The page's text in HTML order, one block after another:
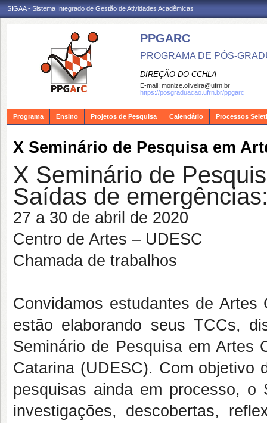
SIGAA - Sistema Integrado de Gestão de Atividades Acadêmicas
PPGARC
PROGRAMA DE PÓS-
DIREÇÃO DO CCHLA
E-mail: monize.oliveira@ufrn.br
https://posgraduacao.ufrn.br/ppgarc
Programa Ensino Projetos de Pesquisa Calendário Processos
X Seminário de Pesquisa em
X Seminário de
Saídas de
27 a 30 de abril de 2020
Centro de Artes – UDESC
Chamada de trabalhos
Convidamos estudantes de
estão elaborando seus TCCs,
Seminário de Pesquisa em Artes
Catarina (UDESC). Com objetivo
pesquisas ainda em processo, o
investigações, descobertas,